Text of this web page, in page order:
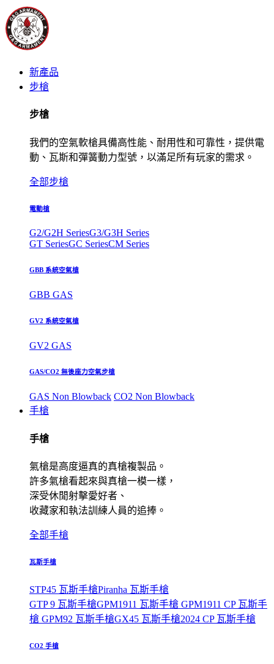
新產品
步槍
步槍
我們的空氣軟槍具備高性能、耐用性和可靠性，提供電
動、瓦斯和彈簧動力型號，以滿足所有玩家的需求。
全部步槍
電動槍
G2/G2H SeriesG3/G3H Series
GT SeriesGC SeriesCM Series
GBB 系統空氣槍
GBB GAS
GV2 系統空氣槍
GV2 GAS
GAS/CO2 無後座力空氣步槍
GAS Non Blowback CO2 Non Blowback
手槍
手槍
氣槍是高度逼真的真槍複製品。
許多氣槍看起來與真槍一模一樣，
深受休閒射擊愛好者、
收藏家和執法訓練人員的追捧。
全部手槍
瓦斯手槍
STP45 瓦斯手槍Piranha 瓦斯手槍
GTP 9 瓦斯手槍GPM1911 瓦斯手槍 GPM1911 CP 瓦斯手
槍 GPM92 瓦斯手槍GX45 瓦斯手槍2024 CP 瓦斯手槍
CO2 手槍